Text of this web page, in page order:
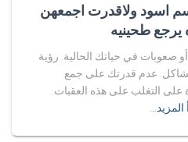
ولاقدرت اجمعهن
يرجع طحينيه
صعوبات في حياتك الحالية. رؤية
عدم قدرتك على جمع
التغلب على هذه العقبات.
المزيد…